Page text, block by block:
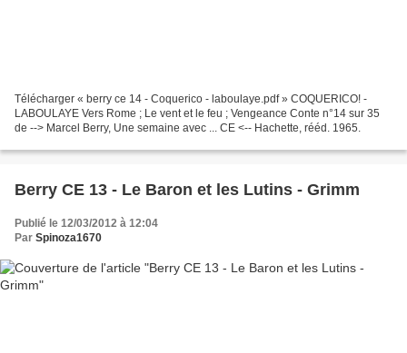
Télécharger « berry ce 14 - Coquerico - laboulaye.pdf » COQUERICO! -
LABOULAYE Vers Rome ; Le vent et le feu ; Vengeance Conte n°14 sur 35
de --> Marcel Berry, Une semaine avec ... CE <-- Hachette, rééd. 1965.
Berry CE 13 - Le Baron et les Lutins - Grimm
Publié le 12/03/2012 à 12:04
Par Spinoza1670